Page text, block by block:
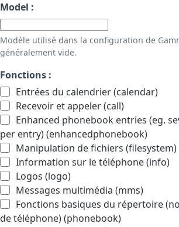
Model :
Modèle utilisé dans la configuration de
généralement vide.
Fonctions :
Entrées du calendrier (calendar)
Recevoir et appeler (call)
Enhanced phonebook entries (eg.
per entry) (enhancedphonebook)
Manipulation de fichiers (filesystem)
Information sur le téléphone (info)
Logos (logo)
Messages multimédia (mms)
Fonctions basiques du répertoire
de téléphone) (phonebook)